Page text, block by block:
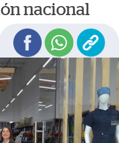
nacional